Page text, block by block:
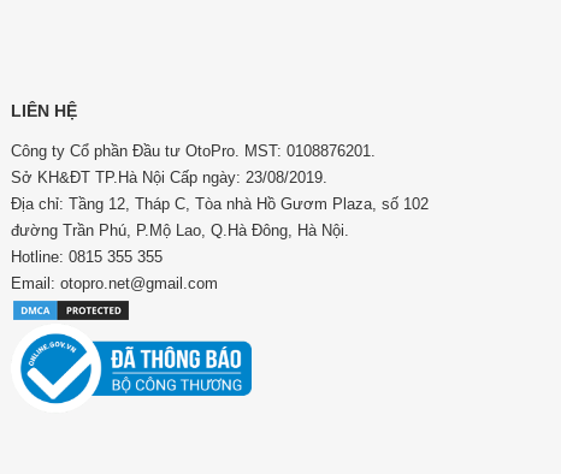
LIÊN HỆ
Công ty Cổ phần Đầu tư OtoPro. MST: 0108876201.
Sở KH&ĐT TP.Hà Nội Cấp ngày: 23/08/2019.
Địa chỉ: Tầng 12, Tháp C, Tòa nhà Hồ Gươm Plaza, số 102
đường Trần Phú, P.Mộ Lao, Q.Hà Đông, Hà Nội.
Hotline: 0815 355 355
Email: otopro.net@gmail.com